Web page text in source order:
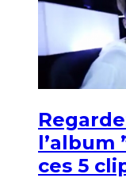
l’album
ces 5